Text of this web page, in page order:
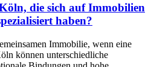
die sich auf Immobilien
haben?
Immobilie, wenn eine
können unterschiedliche